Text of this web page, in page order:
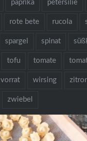
paprika petersilie
rote bete rucola
spargel spinat
tofu tomate
vorrat wirsing
zwiebel